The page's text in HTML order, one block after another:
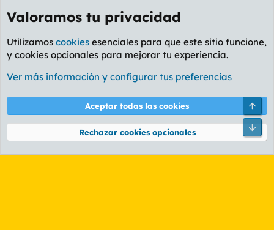
Etiquetas
Cookies
PL OLDSTYLE AMARILLO
Términos y reglas Política de privacidad Ayuda
Community platform by XenForo® © 2010-2026 XenForo Ltd.
Valoramos tu privacidad
Utilizamos cookies esenciales para que este sitio funcione,
y cookies opcionales para mejorar tu experiencia.
Ver más información y configurar tus preferencias
Aceptar todas las cookies
Rechazar cookies opcionales
Pie